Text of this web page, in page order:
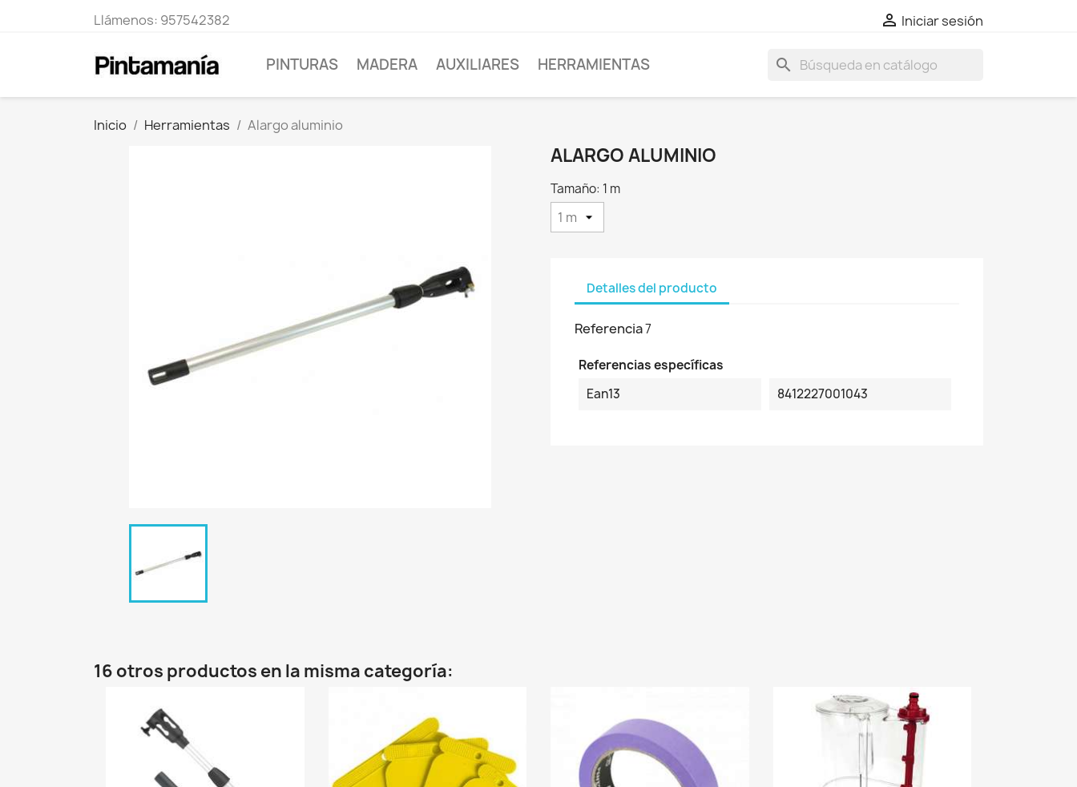
Llámenos: 957542382  Iniciar sesión
PINTURAS MADERA AUXILIARES HERRAMIENTAS search
Inicio Herramientas Alargo aluminio
ALARGO ALUMINIO
Tamaño: 1 m
Detalles del producto
Referencia7
Referencias específicas
Ean13
8412227001043
16 otros productos en la misma categoría: